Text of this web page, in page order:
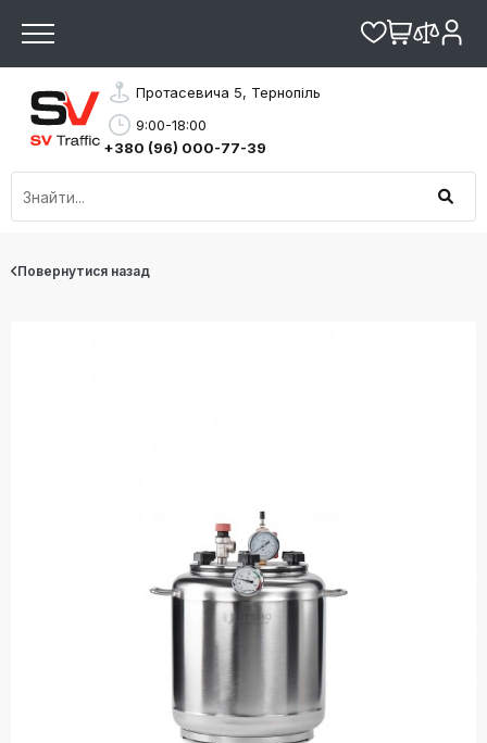
Протасевича 5, Тернопіль
9:00-18:00
+380 (96) 000-77-39
Повернутися назад